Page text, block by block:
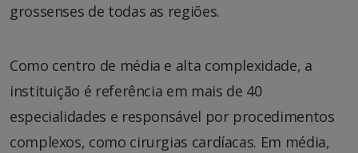
grossenses de todas as regiões.
Como centro de média e alta complexidade, a
instituição é referência em mais de 40
especialidades e responsável por procedimentos
complexos, como cirurgias cardíacas. Em média,